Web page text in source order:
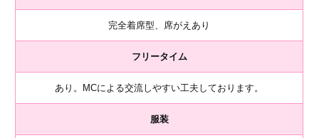
完全着席型、席がえあり
フリータイム
あり。MCによる交流しやすい工夫しております。
服装